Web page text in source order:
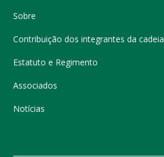
Sobre
Contribuição dos integrantes da cadeia
Estatuto e Regimento
Associados
Notícias